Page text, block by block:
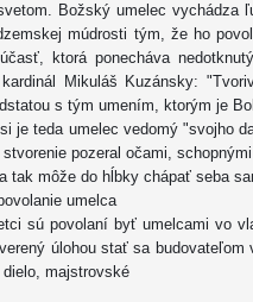
Božský umelec vychádza
múdrosti tým, že ho
ktorá ponecháva
Mikuláš Kuzánsky:
s tým umením, ktorým je
je teda umelec vedomý "svojho
pozeral očami,
tak môže do hĺbky chápať seba
umelca
sú povolaní byť umelcami vo
úlohou stať sa
majstrovské